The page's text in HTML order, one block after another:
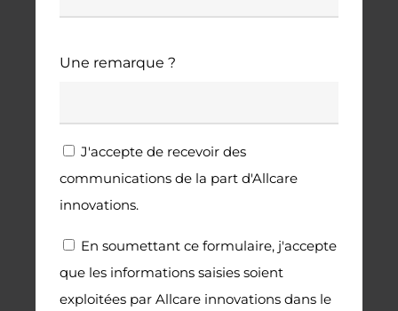
Une remarque ?
Newsletter
J'accepte de recevoir des
communications de la part d'Allcare
innovations.
RGPD
*
En soumettant ce formulaire, j'accepte
que les informations saisies soient
exploitées par Allcare innovations dans le